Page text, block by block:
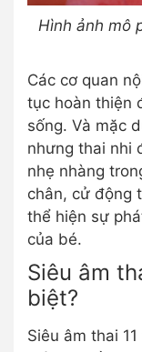
Hình ảnh mô
Các cơ quan
tục hoàn thiện
sống. Và mặc
nhưng thai nhi
nhẹ nhàng
chân, cử động
thể hiện sự
của bé.
Siêu âm
biệt?
Siêu âm thai